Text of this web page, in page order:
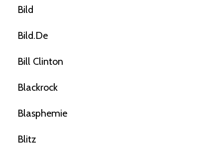
Bild
Bild.de
Bill Clinton
Blackrock
Blasphemie
Blitz